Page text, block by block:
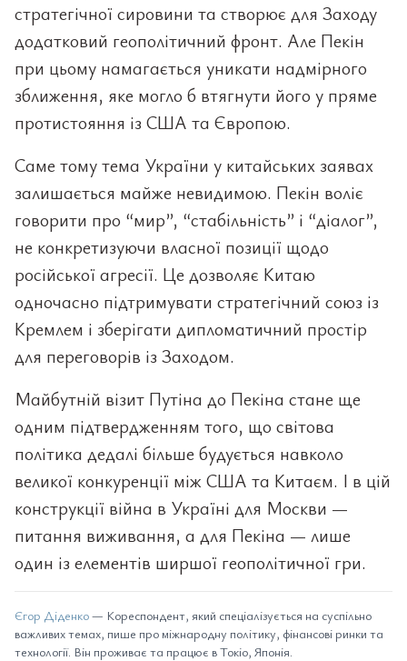
стратегічної сировини та створює для Заходу
додатковий геополітичний фронт. Але Пекін
при цьому намагається уникати надмірного
зближення, яке могло б втягнути його у пряме
протистояння із США та Європою.
Саме тому тема України у китайських заявах
залишається майже невидимою. Пекін воліє
говорити про “мир”, “стабільність” і “діалог”,
не конкретизуючи власної позиції щодо
російської агресії. Це дозволяє Китаю
одночасно підтримувати стратегічний союз із
Кремлем і зберігати дипломатичний простір
для переговорів із Заходом.
Майбутній візит Путіна до Пекіна стане ще
одним підтвердженням того, що світова
політика дедалі більше будується навколо
великої конкуренції між США та Китаєм. І в цій
конструкції війна в Україні для Москви —
питання виживання, а для Пекіна — лише
один із елементів ширшої геополітичної гри.
Єгор Діденко— Кореспондент, який спеціалізується на суспільно
важливих темах, пише про міжнародну політику, фінансові ринки та
технології. Він проживає та працює в Токіо, Японія.